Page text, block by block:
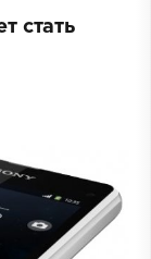
стать